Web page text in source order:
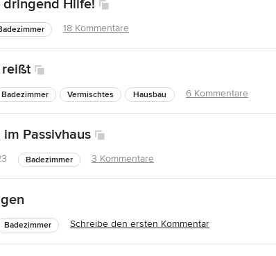
dringend Hilfe!
18 Kommentare
reißt
Badezimmer Vermischtes Hausbau 6 Kommentare
Passivhaus
Badezimmer 3 Kommentare
Badezimmer Schreibe den ersten Kommentar